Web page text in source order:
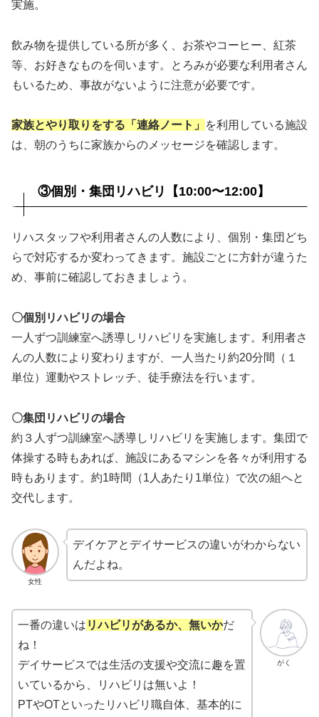
実施。
飲み物を提供している所が多く、お茶やコーヒー、紅茶
等、お好きなものを伺います。とろみが必要な利用者さん
もいるため、事故がないように注意が必要です。
家族とやり取りをする「連絡ノート」
を利用している施設
は、朝のうちに家族からのメッセージを確認します。
③個別・集団リハビリ【10:00〜12:00】
リハスタッフや利用者さんの人数により、個別・集団どち
らで対応するか変わってきます。施設ごとに方針が違うた
め、事前に確認しておきましょう。
〇個別リハビリの場合
一人ずつ訓練室へ誘導しリハビリを実施します。利用者さ
んの人数により変わりますが、一人当たり約20分間（１
単位）運動やストレッチ、徒手療法を行います。
〇集団リハビリの場合
約３人ずつ訓練室へ誘導しリハビリを実施します。集団で
体操する時もあれば、施設にあるマシンを各々が利用する
時もあります。約1時間（1人あたり1単位）で次の組へと
交代します。
女性
デイケアとデイサービスの違いがわからない
んだよね。
がく
一番の違いは リハビリがあるか、無いかだ
ね！
デイサービスでは生活の支援や交流に趣を置
いているから、リハビリは無いよ！
PTやOTといったリハビリ職自体、基本的に